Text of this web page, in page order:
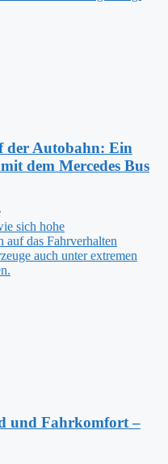
der Autobahn: Ein
dem Mercedes Bus
und Fahrkomfort –